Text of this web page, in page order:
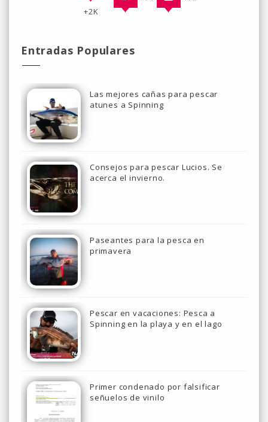
+2K
Entradas Populares
Las mejores cañas para pescar
atunes a Spinning
Consejos para pescar Lucios. Se
acerca el invierno.
Paseantes para la pesca en
primavera
Pescar en vacaciones: Pesca a
Spinning en la playa y en el lago
Primer condenado por falsificar
señuelos de vinilo